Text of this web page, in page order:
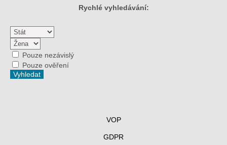
Rychlé vyhledávání:
Pouze nezávislý
Pouze ověření
VOP
GDPR